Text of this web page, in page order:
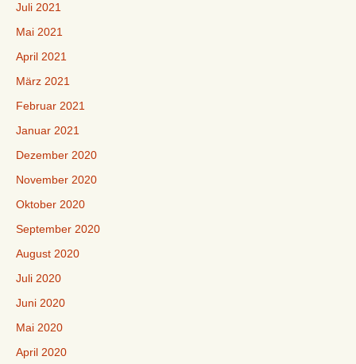
Juli 2021
Mai 2021
April 2021
März 2021
Februar 2021
Januar 2021
Dezember 2020
November 2020
Oktober 2020
September 2020
August 2020
Juli 2020
Juni 2020
Mai 2020
April 2020